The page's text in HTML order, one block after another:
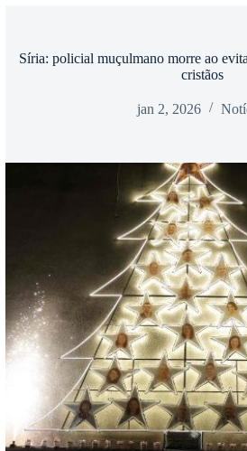
Síria: policial muçulmano morre ao
cristãos
jan 2, 2026